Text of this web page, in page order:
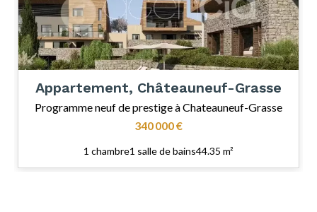
Appartement, Châteauneuf-Grasse
Programme neuf de prestige à Chateauneuf-Grasse
340 000 €
1 chambre1 salle de bains44.35 m²